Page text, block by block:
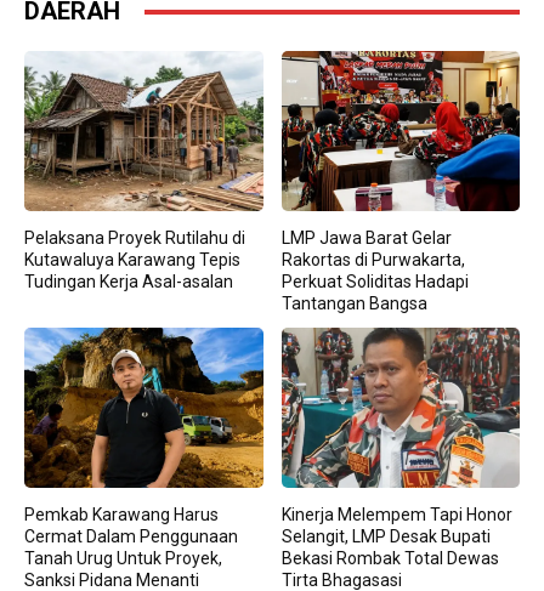
DAERAH
Pelaksana Proyek Rutilahu di
Kutawaluya Karawang Tepis
Tudingan Kerja Asal-asalan
LMP Jawa Barat Gelar
Rakortas di Purwakarta,
Perkuat Soliditas Hadapi
Tantangan Bangsa
Pemkab Karawang Harus
Cermat Dalam Penggunaan
Tanah Urug Untuk Proyek,
Sanksi Pidana Menanti
Kinerja Melempem Tapi Honor
Selangit, LMP Desak Bupati
Bekasi Rombak Total Dewas
Tirta Bhagasasi